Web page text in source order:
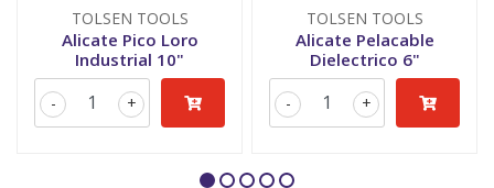
TOLSEN TOOLS
Alicate Pico Loro
Industrial 10"
+
-
TOLSEN TOOLS
Alicate Pelacable
Dielectrico 6"
+
-